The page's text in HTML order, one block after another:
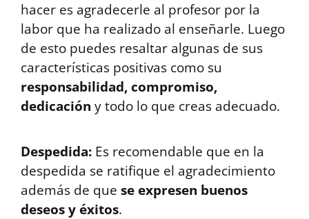
hacer es agradecerle al profesor por la
labor que ha realizado al enseñarle. Luego
de esto puedes resaltar algunas de sus
características positivas como su
responsabilidad, compromiso,
dedicación y todo lo que creas adecuado.
Despedida: Es recomendable que en la
despedida se ratifique el agradecimiento
además de que se expresen buenos
deseos y éxitos.